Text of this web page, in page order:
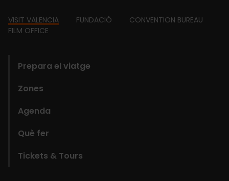
Footer
VISIT VALENCIA FUNDACIÓ
CONVENTION BUREAU
FILM OFFICE
Prepara el viatge
Zones
Agenda
Què fer
Tickets & Tours